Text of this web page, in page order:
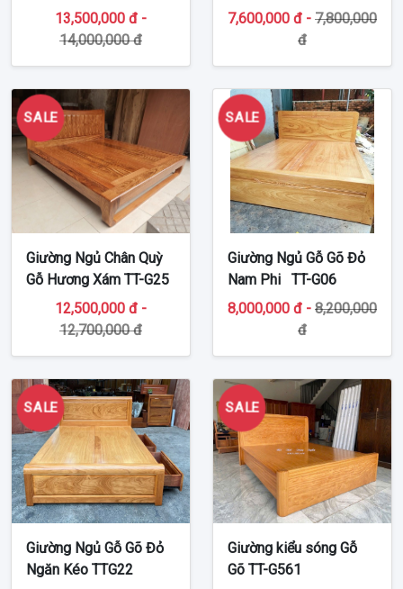
13,500,000 đ -
14,000,000 đ
7,600,000 đ - 7,800,000
đ
SALE
Giường Ngủ Chân Quỳ
Gỗ Hương Xám TT-G25
12,500,000 đ -
12,700,000 đ
SALE
Giường Ngủ Gỗ Gõ Đỏ
Nam Phi TT-G06
8,000,000 đ - 8,200,000
đ
SALE
Giường Ngủ Gỗ Gõ Đỏ
Ngăn Kéo TTG22
SALE
Giường kiểu sóng Gỗ
Gõ TT-G561